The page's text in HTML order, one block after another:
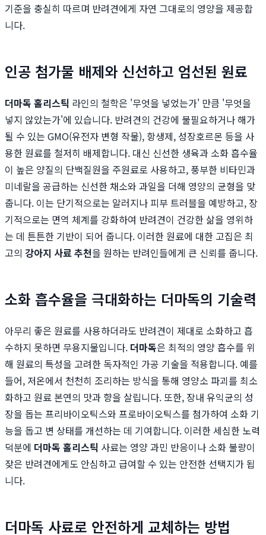
기준을 충실히 따르며 반려견에게 자연 그대로의 영양을 제공합
니다.
인공 첨가물 배제와 신선하고 엄선된 원료
더마독 홀리스틱 라인의 철학은 '무엇을 넣었는가' 만큼 '무엇을
넣지 않았는가'에 있습니다. 반려견의 건강에 불필요하거나 해가
될 수 있는 GMO(유전자 변형 작물), 항생제, 성장호르몬 등을 사
용한 원료를 철저히 배제합니다. 대신 신선한 생육과 소화 흡수율
이 높은 양질의 단백질원을 주원료로 사용하고, 풍부한 비타민과
미네랄을 공급하는 신선한 채소와 과일을 더해 영양의 균형을 맞
춥니다. 이는 단기적으로는 알러지나 피부 트러블을 예방하고, 장
기적으로는 면역 체계를 강화하여 반려견이 건강한 삶을 영위하
는 데 튼튼한 기반이 되어 줍니다. 이러한 원료에 대한 고집은 최
고의 강아지 사료 추천을 원하는 반려인들에게 큰 신뢰를 줍니다.
소화 흡수율을 극대화하는 더마독의 기술력
아무리 좋은 원료를 사용하더라도 반려견이 제대로 소화하고 흡
수하지 못하면 무용지물입니다. 더마독은 최적의 영양 흡수를 위
해 원료의 특성을 고려한 독자적인 가공 기술을 적용합니다. 예를
들어, 저온에서 천천히 조리하는 방식을 통해 영양소 파괴를 최소
화하고 원료 본연의 맛과 향을 살립니다. 또한, 장내 유익균의 성
장을 돕는 프리바이오틱스와 프로바이오틱스를 첨가하여 소화 기
능을 돕고 변 상태를 개선하는 데 기여합니다. 이러한 세심한 노력
덕분에 더마독 홀리스틱 사료는 영양 과민 반응이나 소화 불량이
잦은 반려견에게도 안심하고 급여할 수 있는 안전한 선택지가 됩
니다.
더마독 사료로 안전하게 교체하는 방법